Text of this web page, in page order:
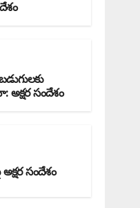
సందేశం
సందేశం